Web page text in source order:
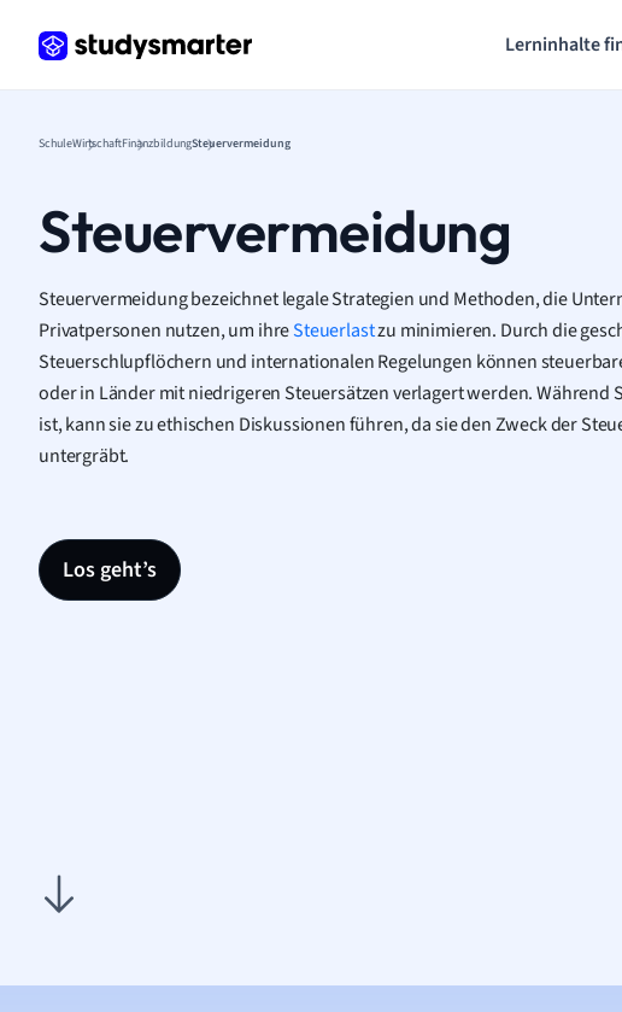
Lerninhalte
SchuleWirtschaftFinanzbildungSteuervermeidung
Steuervermeidung
Steuervermeidung bezeichnet legale Strategien und Methoden, die
Privatpersonen nutzen, um ihreSteuerlastzu minimieren. Durch die
Steuerschlupflöchern und internationalen Regelungen können
oder in Länder mit niedrigeren Steuersätzen verlagert werden. Während
ist, kann sie zu ethischen Diskussionen führen, da sie den Zweck der
untergräbt.
Los geht’s